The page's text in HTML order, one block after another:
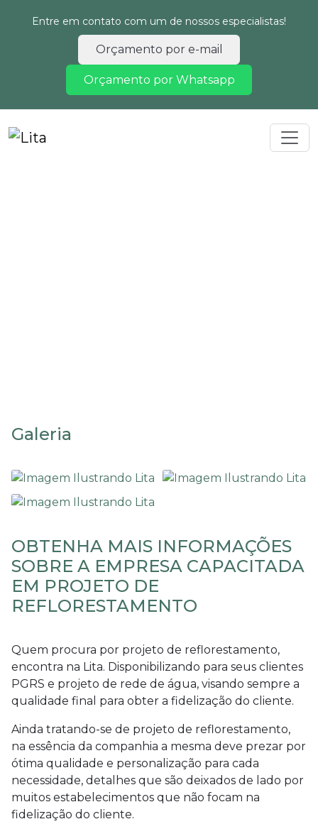
Entre em contato com um de nossos especialistas!
Orçamento por e-mail
Orçamento por Whatsapp
Galeria
OBTENHA MAIS INFORMAÇÕES
SOBRE A EMPRESA CAPACITADA
EM PROJETO DE
REFLORESTAMENTO
Quem procura por projeto de reflorestamento,
encontra na Lita. Disponibilizando para seus clientes
PGRS e projeto de rede de água, visando sempre a
qualidade final para obter a fidelização do cliente.
Ainda tratando-se de projeto de reflorestamento,
na essência da companhia a mesma deve prezar por
ótima qualidade e personalização para cada
necessidade, detalhes que são deixados de lado por
muitos estabelecimentos que não focam na
fidelização do cliente.